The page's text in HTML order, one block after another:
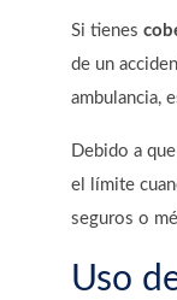
Si tienes
de un
ambulancia,
Debido a
el límite
seguros o
Uso